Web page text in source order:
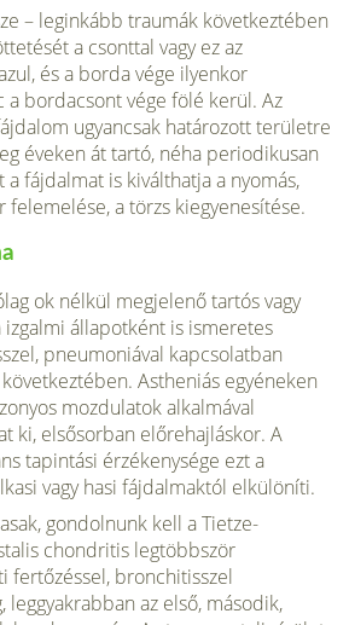
– leginkább traumák következtében
a csonttal vagy ez az
és a borda vége ilyenkor
bordacsont vége fölé kerül. Az
ugyancsak határozott területre
éveken át tartó, néha periodikusan
a fájdalmat is kiválthatja a nyomás,
felemelése, a törzs kiegyenesítése.
ok nélkül megjelenő tartós vagy
állapotként is ismeretes
pneumoniával kapcsolatban
Astheniás egyéneken
mozdulatok alkalmával
ki, elsősorban előrehajláskor. A
tapintási érzékenysége ezt a
vagy hasi fájdalmaktól elkülöníti.
gondolnunk kell a Tietze-
chondritis legtöbbször
fertőzéssel, bronchitisszel
leggyakrabban az első, második,